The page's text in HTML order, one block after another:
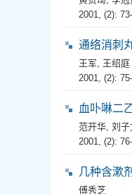
2001, (2):
通络消刺
王军, 王绍庭
2001, (2):
血卟啉二
范开华, 刘子
2001, (2):
几种含漱
傅秀芝